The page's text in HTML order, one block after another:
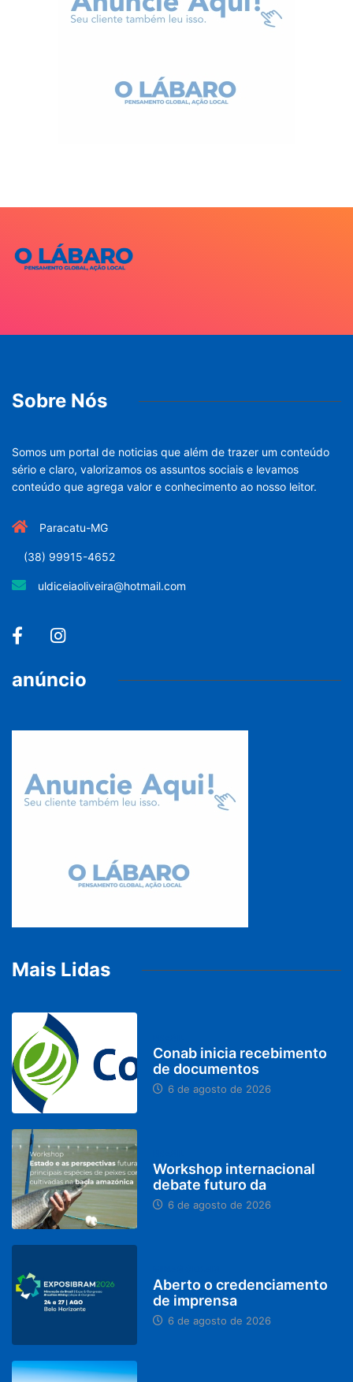
Sobre Nós
Somos um portal de noticias que além de trazer um conteúdo
sério e claro, valorizamos os assuntos sociais e levamos
conteúdo que agrega valor e conhecimento ao nosso leitor.
Paracatu-MG
(38) 99915-4652
uldiceiaoliveira@hotmail.com
anúncio
Mais Lidas
Conab inicia recebimento
de documentos
6 de agosto de 2026
Workshop internacional
debate futuro da
6 de agosto de 2026
Aberto o credenciamento
de imprensa
6 de agosto de 2026